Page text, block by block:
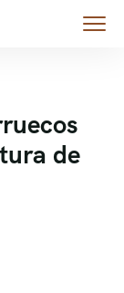
de